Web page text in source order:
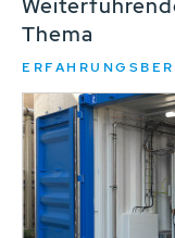
Thema